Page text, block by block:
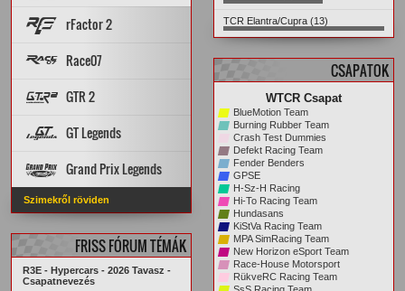
PÁLYA REKORDOK
ARCHÍVUM
rFactor 2
Race07
STATISZTIKÁK
GTR 2
STATISZTIKÁKGT Legends
KREDITRENDSZER
PÁLYA REKORDOK
STATISZTIKÁK
ARCHÍVUM
Grand Prix Legends
Főoldal
Szimekről röviden
FRISS FÓRUM TÉMÁK
R3E - Hypercars - 2026 Tavasz -
Csapatnevezés
TCR Elantra/Cupra (13)
CSAPATOK
WTCR Csapat
BlueMotion Team
Burning Rubber Team
Crash Test Dummies
Defekt Racing Team
Fender Benders
GPSE
H-Sz-H Racing
Hi-To Racing Team
Hundasans
KiStVa Racing Team
MPA SimRacing Team
New Horizon eSport Team
Race-House Motorsport
RükveRC Racing Team